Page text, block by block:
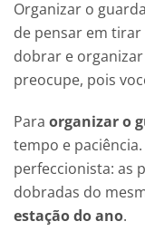
Organizar o
de pensar em tirar
dobrar e
preocupe, pois
Para organizar o
tempo e
perfeccionista: as
dobradas do
estação do ano.